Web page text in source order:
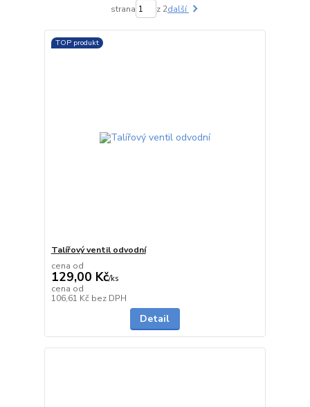
strana z 2další
TOP produkt
Talířový ventil odvodní
cena od
129,00 Kč/ks
cena od
106,61 Kč bez DPH
Detail